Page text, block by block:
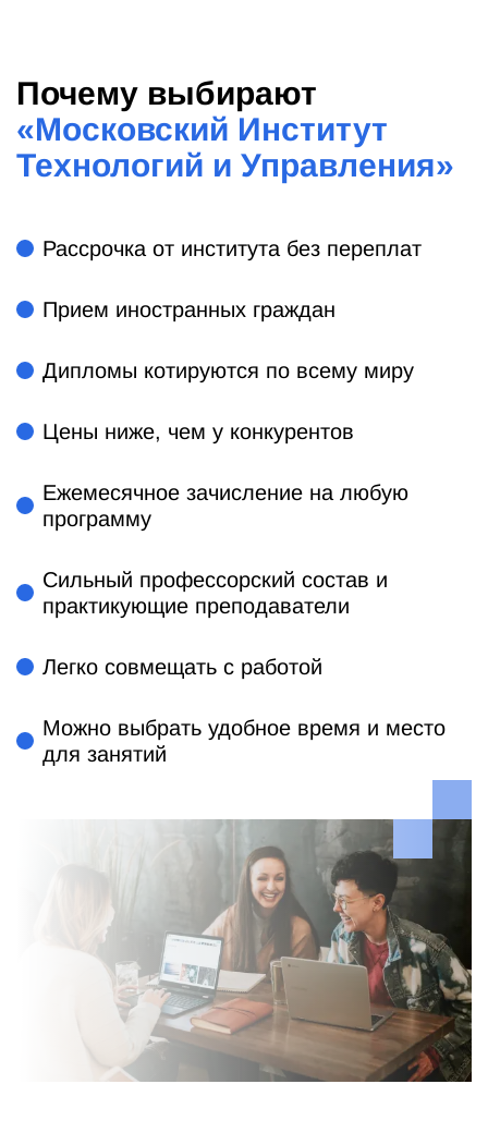
Почему выбирают
«Московский Институт
Технологий и Управления»
Рассрочка от института без переплат
Прием иностранных граждан
Дипломы котируются по всему миру
Цены ниже, чем у конкурентов
Ежемесячное зачисление на любую
программу
Сильный профессорский состав и
практикующие преподаватели
Легко совмещать с работой
Можно выбрать удобное время и место
для занятий